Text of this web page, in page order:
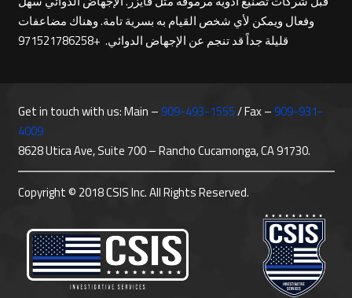
وفعال ويمكن لأي شخص القيام به بسرية تامة. وهناك مضاعفات
قليلة جداً قد تنجم عن الإجهاض الدوائي. +971521786258
Get in touch with us: Main – 909-493-1555/ Fax –909-931-
4009
8628 Utica Ave, Suite 700 – Rancho Cucamonga, CA 91730.
Copyright © 2018 CSIS Inc. All Rights Reserved.